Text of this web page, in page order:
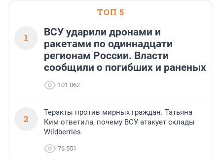
ТОП 5
1
ВСУ ударили дронами и
ракетами по одиннадцати
регионам России. Власти
сообщили о погибших и раненых
101 062
2
Теракты против мирных граждан. Татьяна
Ким ответила, почему ВСУ атакует склады
Wildberries
76 551